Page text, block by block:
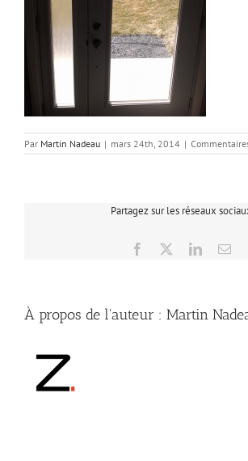
Par Martin Nadeau | mars 24th, 2014 |
Partagez sur les réseaux
Facebook LinkedIn
À propos de l'auteur : Martin